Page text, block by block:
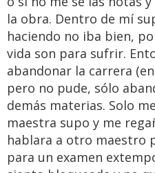
la obra. Dentro de mí
haciendo no iba bien,
vida son para sufrir.
abandonar la carrera
pero no pude, sólo
demás materias. Solo
maestra supo y me
hablara a otro maestro
para un examen